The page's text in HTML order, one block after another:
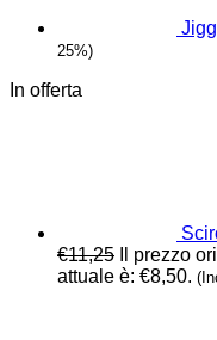
25%)
In offerta
€11,25 Il prezzo
attuale è: €8,50.